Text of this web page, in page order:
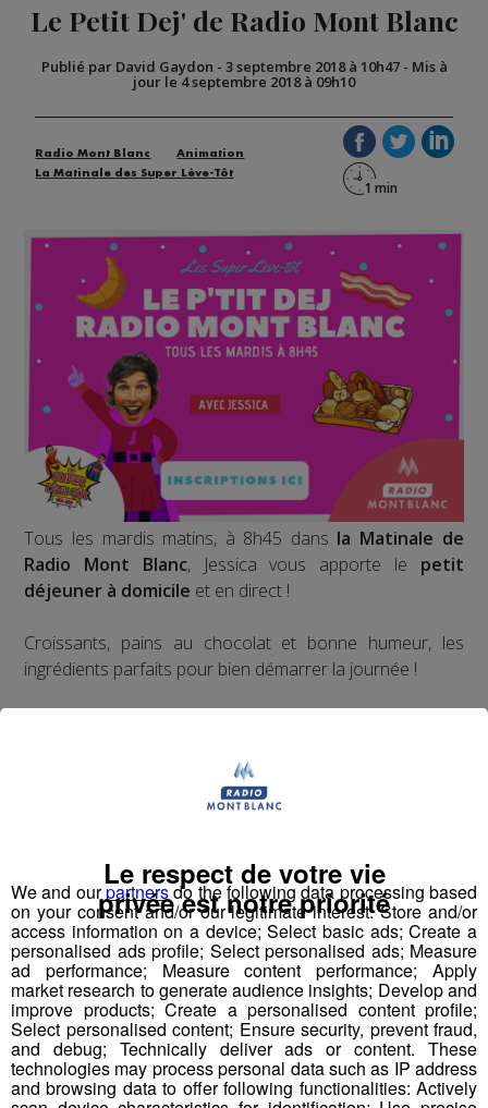
Le Petit Dej' de Radio Mont Blanc
Publié par David Gaydon - 3 septembre 2018 à 10h47- Mis à
jour le 4 septembre 2018 à 09h10
Radio Mont Blanc
Animation
La Matinale des Super Lève-Tôt
Tous les mardis matins, à 8h45 dans la Matinale de
Radio Mont Blanc, Jessica vous apporte le petit
déjeuner à domicile et en direct !
Croissants, pains au chocolat et bonne humeur, les
ingrédients parfaits pour bien démarrer la journée !
Partager sur Facebook
Partager sur Twitter
We and ourpartnersdo the following data processing based
on your consent and/or our legitimate interest: Store and/or
access information on a device; Select basic ads; Create a
personalised ads profile; Select personalised ads; Measure
ad performance; Measure content performance; Apply
market research to generate audience insights; Develop and
improve products; Create a personalised content profile;
Select personalised content; Ensure security, prevent fraud,
and debug; Technically deliver ads or content. These
technologies may process personal data such as IP address
and browsing data to offer following functionalities: Actively
Le respect de votre vie
privée est notre priorité